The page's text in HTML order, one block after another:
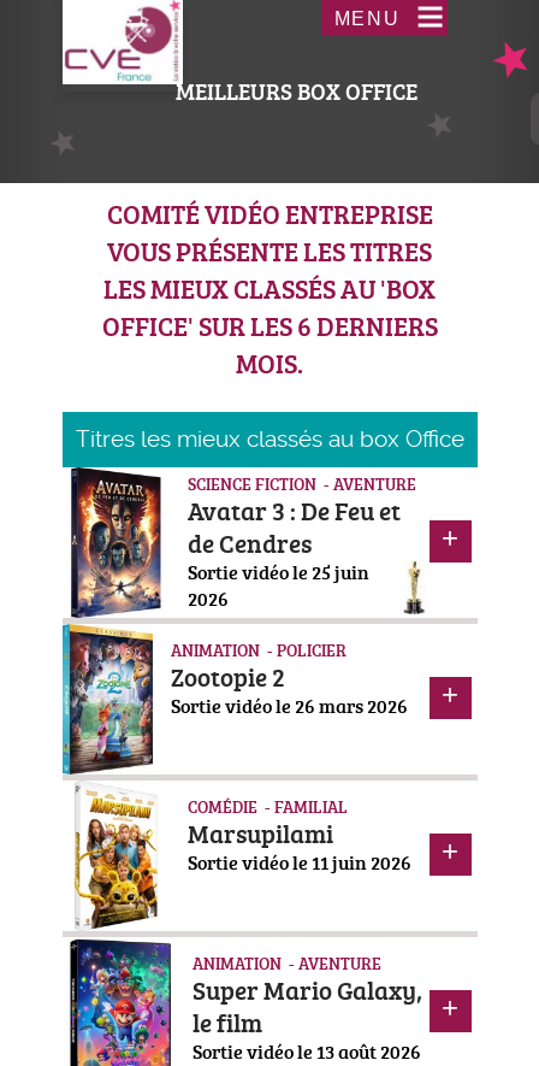
contenu
principal
MENU
MEILLEURS BOX OFFICE
COMITÉ VIDÉO ENTREPRISE
VOUS PRÉSENTE LES TITRES
LES MIEUX CLASSÉS AU 'BOX
OFFICE' SUR LES 6 DERNIERS
MOIS.
Titres les mieux classés au box Office
SCIENCE FICTION - AVENTURE
Avatar 3 : De Feu et
de Cendres
Sortie vidéo le 25 juin
2026
ANIMATION - POLICIER
Zootopie 2
Sortie vidéo le 26 mars 2026
COMÉDIE - FAMILIAL
Marsupilami
Sortie vidéo le 11 juin 2026
ANIMATION - AVENTURE
Super Mario Galaxy,
le film
Sortie vidéo le 13 août 2026